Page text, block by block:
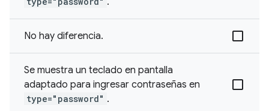
No hay diferencia.
Se muestra un teclado en pantalla
adaptado para ingresar contraseñas en
type="password" .